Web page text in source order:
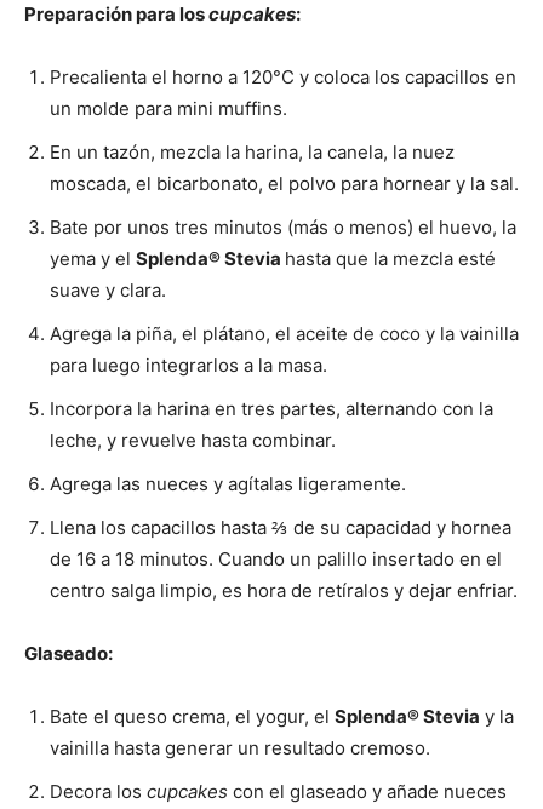
Preparación para loscupcakes:
Precalienta el horno a 120°C y coloca los capacillos en
un molde para mini muffins.
En un tazón, mezcla la harina, la canela, la nuez
moscada, el bicarbonato, el polvo para hornear y la sal.
Bate por unos tres minutos (más o menos) el huevo, la
yema y el Splenda® Stevia hasta que la mezcla esté
suave y clara.
Agrega la piña, el plátano, el aceite de coco y la vainilla
para luego integrarlos a la masa.
Incorpora la harina en tres partes, alternando con la
leche, y revuelve hasta combinar.
Agrega las nueces y agítalas ligeramente.
Llena los capacillos hasta ⅔ de su capacidad y hornea
de 16 a 18 minutos. Cuando un palillo insertado en el
centro salga limpio, es hora de retíralos y dejar enfriar.
Glaseado:
Bate el queso crema, el yogur, el Splenda® Stevia y la
vainilla hasta generar un resultado cremoso.
Decora los cupcakes con el glaseado y añade nueces